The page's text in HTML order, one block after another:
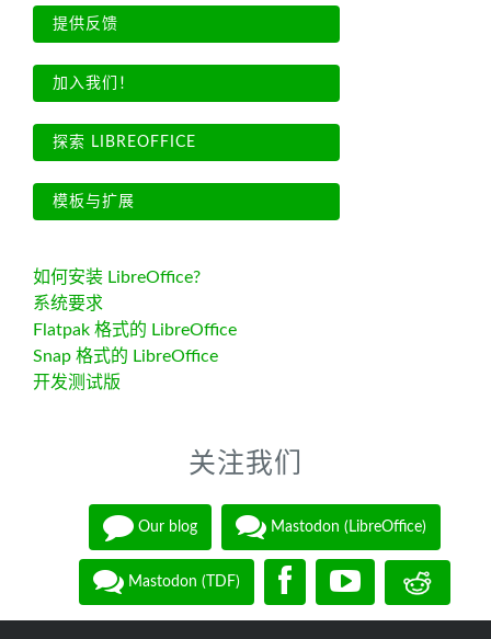
提供反馈
加入我们！
探索 LIBREOFFICE
模板与扩展
如何安装 LibreOffice?
系统要求
Flatpak 格式的 LibreOffice
Snap 格式的 LibreOffice
开发测试版
关注我们
Our blog Mastodon (LibreOffice)
Mastodon (TDF)